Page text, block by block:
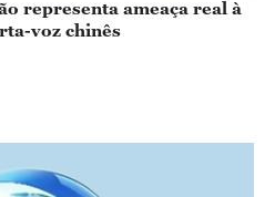
representa ameaça real à
voz chinês